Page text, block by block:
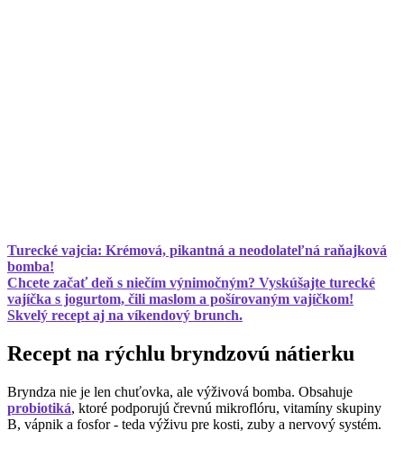
Turecké vajcia: Krémová, pikantná a neodolateľná raňajková
bomba!
Chcete začať deň s niečím výnimočným? Vyskúšajte turecké
vajíčka s jogurtom, čili maslom a pošírovaným vajíčkom!
Skvelý recept aj na víkendový brunch.
Recept na rýchlu bryndzovú nátierku
Bryndza nie je len chuťovka, ale výživová bomba. Obsahuje
probiotiká, ktoré podporujú črevnú mikroflóru, vitamíny skupiny
B, vápnik a fosfor - teda výživu pre kosti, zuby a nervový systém.